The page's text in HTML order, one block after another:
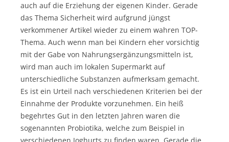
auch auf die Erziehung der eigenen Kinder. Gerade
das Thema Sicherheit wird aufgrund jüngst
verkommener Artikel wieder zu einem wahren TOP-
Thema. Auch wenn man bei Kindern eher vorsichtig
mit der Gabe von Nahrungsergänzungsmitteln ist,
wird man auch im lokalen Supermarkt auf
unterschiedliche Substanzen aufmerksam gemacht.
Es ist ein Urteil nach verschiedenen Kriterien bei der
Einnahme der Produkte vorzunehmen. Ein heiß
begehrtes Gut in den letzten Jahren waren die
sogenannten Probiotika, welche zum Beispiel in